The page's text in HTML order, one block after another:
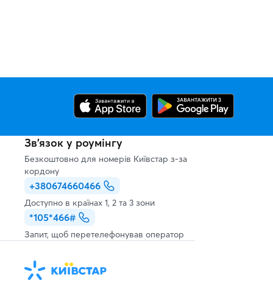
Зв’язок у роумінгу
Безкоштовно для номерів Київстар з-за
кордону
+380674660466
Доступно в країнах 1, 2 та 3 зони
*105*466#
Запит, щоб перетелефонував оператор